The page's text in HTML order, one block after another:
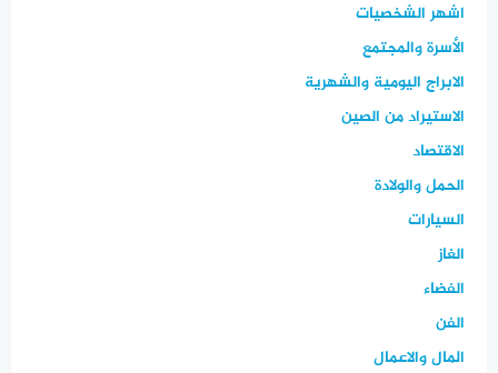
اشهر الشخصيات
الأسرة والمجتمع
الابراج اليومية والشهرية
الاستيراد من الصين
الاقتصاد
الحمل والولادة
السيارات
الغاز
الفضاء
الفن
المال والاعمال